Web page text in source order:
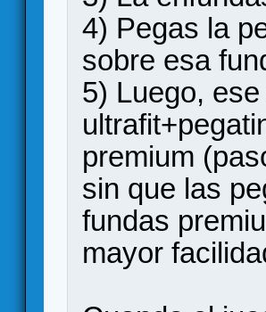
4) Pegas la
sobre esa
5) Luego,
premium
sin que las
fundas
mayor